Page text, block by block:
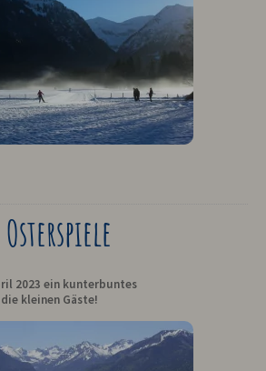
2023 ein kunterbuntes
kleinen Gäste!